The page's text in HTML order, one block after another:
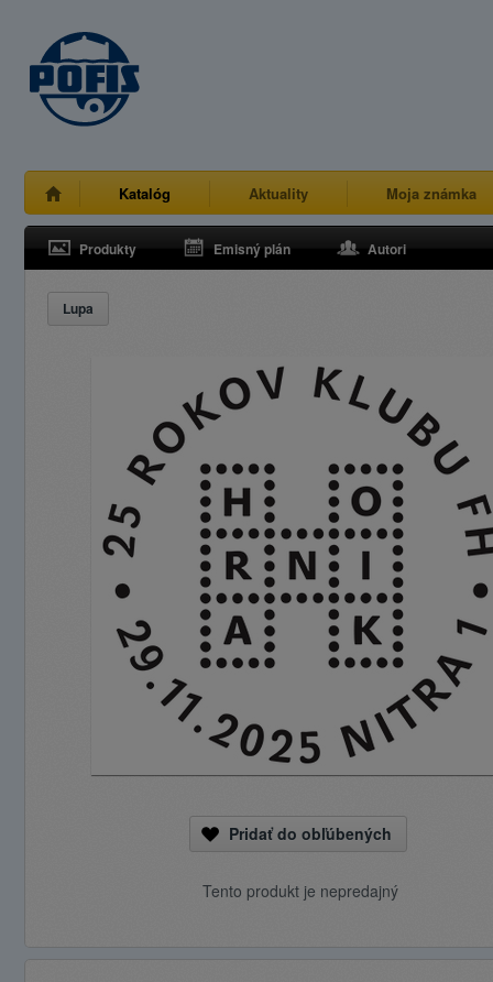
Katalóg Aktuality Moja známka
Produkty Emisný plán Autori
Lupa
Pridať do obľúbených
Tento produkt je nepredajný